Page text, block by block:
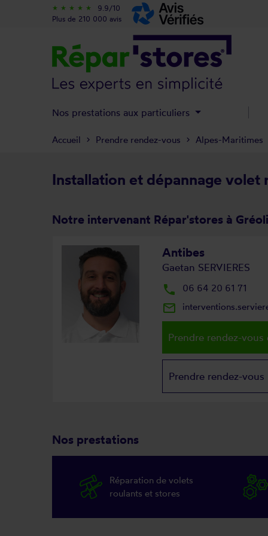
Installation et dépannage volet
Notre intervenant Répar'stores à
Antibes
Gaetan SERVIERES
local_phone 06 64 20 61 71
mail_outline
Prendre rendez-vous
Prendre rendez-vous
Nos prestations
Réparation de volets
roulants et stores
Accueil Prendre rendez-vous Alpes-Maritimes
star_rate star_rate star_rate star_rate star_rate
9.9/10
Plus de 210 000 avis
Nos prestations aux particuliers